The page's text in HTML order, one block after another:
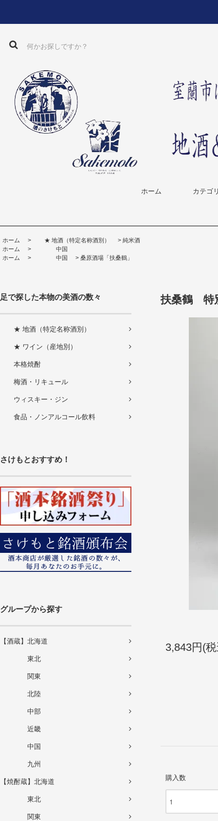
ホーム カテゴ
ホーム > ★ 地酒（特定名称酒別） > 純米酒
ホーム
>
中国
ホーム
> 中国 > 桑原酒場「扶桑鶴」
足で探した本物の美酒の数々
★ 地酒（特定名称酒別）
★ ワイン（産地別）
本格焼酎
梅酒・リキュール
ウィスキー・ジン
食品・ノンアルコール飲料
さけもとおすすめ！
グループから探す
【酒蔵】北海道
東北
関東
北陸
中部
近畿
中国
九州
【焼酎蔵】北海道
東北
関東
扶桑鶴 特
3,843円(
購入数